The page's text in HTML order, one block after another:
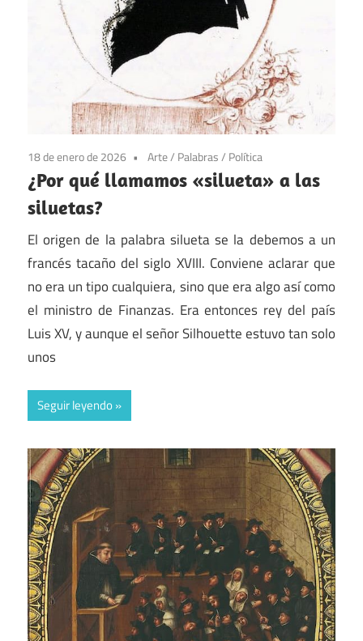
18 de enero de 2026 Arte/ Palabras/ Política
¿Por qué llamamos «silueta» a las
siluetas?
El origen de la palabra silueta se la debemos a un
francés tacaño del siglo XVIII. Conviene aclarar que
no era un tipo cualquiera, sino que era algo así como
el ministro de Finanzas. Era entonces rey del país
Luis XV, y aunque el señor Silhouette estuvo tan solo
unos
Seguir leyendo